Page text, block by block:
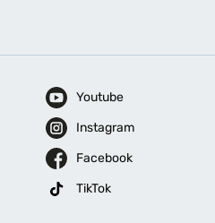
Youtube
Instagram
Facebook
TikTok